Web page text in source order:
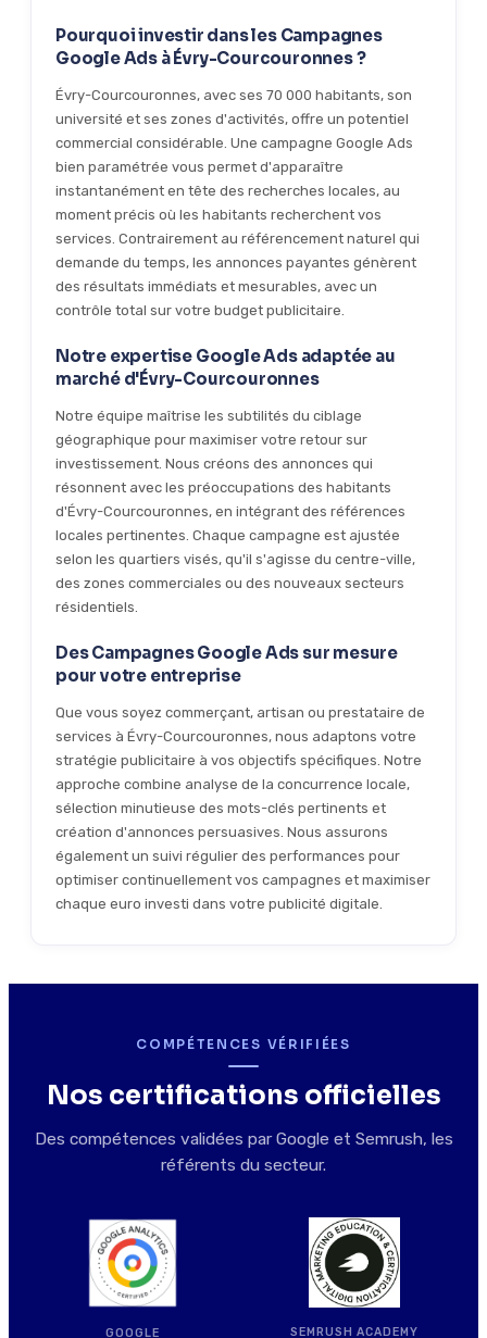
Pourquoi investir dans les Campagnes
Google Ads à Évry-Courcouronnes ?
Évry-Courcouronnes, avec ses 70 000 habitants, son
université et ses zones d'activités, offre un potentiel
commercial considérable. Une campagne Google Ads
bien paramétrée vous permet d'apparaître
instantanément en tête des recherches locales, au
moment précis où les habitants recherchent vos
services. Contrairement au référencement naturel qui
demande du temps, les annonces payantes génèrent
des résultats immédiats et mesurables, avec un
contrôle total sur votre budget publicitaire.
Notre expertise Google Ads adaptée au
marché d'Évry-Courcouronnes
Notre équipe maîtrise les subtilités du ciblage
géographique pour maximiser votre retour sur
investissement. Nous créons des annonces qui
résonnent avec les préoccupations des habitants
d'Évry-Courcouronnes, en intégrant des références
locales pertinentes. Chaque campagne est ajustée
selon les quartiers visés, qu'il s'agisse du centre-ville,
des zones commerciales ou des nouveaux secteurs
résidentiels.
Des Campagnes Google Ads sur mesure
pour votre entreprise
Que vous soyez commerçant, artisan ou prestataire de
services à Évry-Courcouronnes, nous adaptons votre
stratégie publicitaire à vos objectifs spécifiques. Notre
approche combine analyse de la concurrence locale,
sélection minutieuse des mots-clés pertinents et
création d'annonces persuasives. Nous assurons
également un suivi régulier des performances pour
optimiser continuellement vos campagnes et maximiser
chaque euro investi dans votre publicité digitale.
COMPÉTENCES VÉRIFIÉES
Nos certifications officielles
Des compétences validées par Google et Semrush, les
référents du secteur.
GOOGLE SEMRUSH ACADEMY